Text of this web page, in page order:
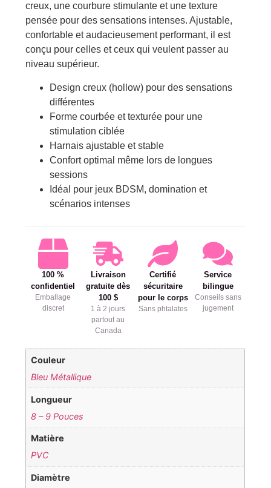
creux, une courbure stimulante et une texture
pensée pour des sensations intenses. Ajustable,
confortable et audacieusement performant, il est
conçu pour celles et ceux qui veulent passer au
niveau supérieur.
Design creux (hollow) pour des sensations
différentes
Forme courbée et texturée pour une
stimulation ciblée
Harnais ajustable et stable
Confort optimal même lors de longues
sessions
Idéal pour jeux BDSM, domination et
scénarios intenses
100 %
confidentiel
Emballage
discret
Livraison
gratuite dès
100 $
1 à 2 jours
partout au
Canada
Certifié
sécuritaire
pour le corps
Sans phtalates
Service
bilingue
Conseils sans
jugement
Couleur
Bleu Métallique
Longueur
8 – 9 Pouces
Matière
PVC
Diamètre